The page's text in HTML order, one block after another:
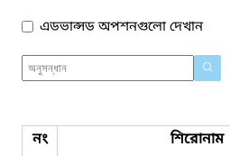
এডভান্সড অপশনগুলো দেখান
নং শিরোনাম